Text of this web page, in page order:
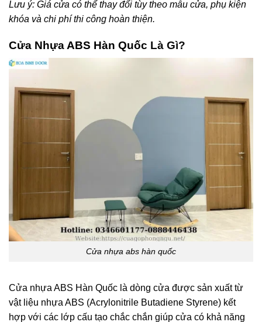
Lưu ý: Giá cửa có thể thay đổi tùy theo mẫu cửa, phụ kiện
khóa và chi phí thi công hoàn thiện.
Cửa Nhựa ABS Hàn Quốc Là Gì?
Cửa nhựa abs hàn quốc
Cửa nhựa ABS Hàn Quốc là dòng cửa được sản xuất từ
vật liệu nhựa ABS (Acrylonitrile Butadiene Styrene) kết
hợp với các lớp cấu tạo chắc chắn giúp cửa có khả năng